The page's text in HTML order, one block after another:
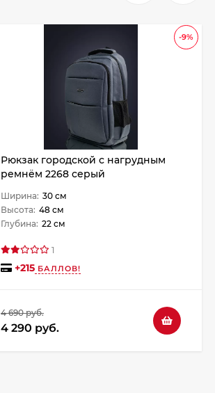
-9%
Рюкзак городской с нагрудным
ремнём 2268 серый
Ширина: 30 см
Высота: 48 см
Глубина: 22 см
1
+215 БАЛЛОВ!
4 690 руб.
4 290 руб.